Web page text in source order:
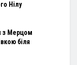
Нілу
з Мерцом
біля